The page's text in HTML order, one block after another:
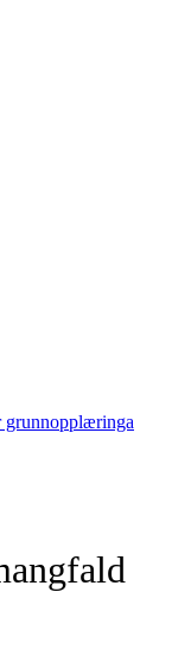
grunnopplæringa